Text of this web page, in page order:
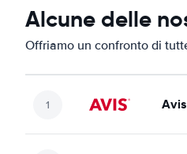
Alcune delle
Offriamo un confronto di
Avis